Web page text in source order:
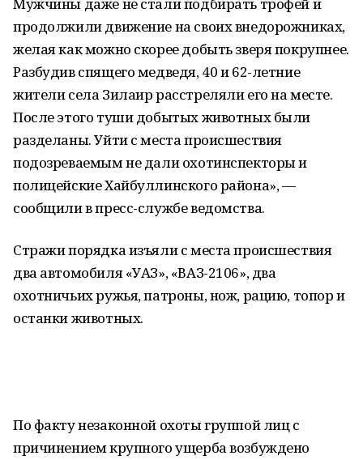
продолжили движение на своих внедорожниках,
желая как можно скорее добыть зверя покрупнее.
Разбудив спящего медведя, 40 и 62-летние
жители села Зилаир расстреляли его на месте.
После этого туши добытых животных были
разделаны. Уйти с места происшествия
подозреваемым не дали охотинспекторы и
полицейские Хайбуллинского района», —
сообщили в пресс-службе ведомства.
Стражи порядка изъяли с места происшествия
два автомобиля «УАЗ», «ВАЗ-2106», два
охотничьих ружья, патроны, нож, рацию, топор и
останки животных.
По факту незаконной охоты группой лиц с
причинением крупного ущерба возбуждено